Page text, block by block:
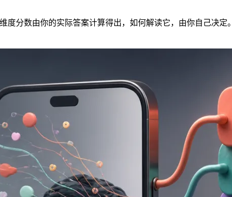
分数由你的实际答案计算得出，如何解读它，由你自己决定。